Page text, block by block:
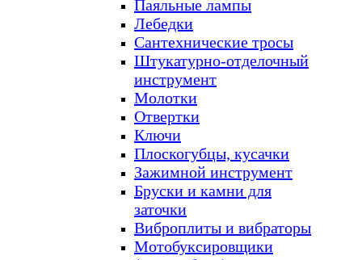
Паяльные лампы
Лебедки
Сантехнические тросы
Штукатурно-отделочный
инструмент
Молотки
Отвертки
Ключи
Плоскогубцы, кусачки
Зажимной инструмент
Бруски и камни для
заточки
Виброплиты и вибраторы
Мотобуксировщики